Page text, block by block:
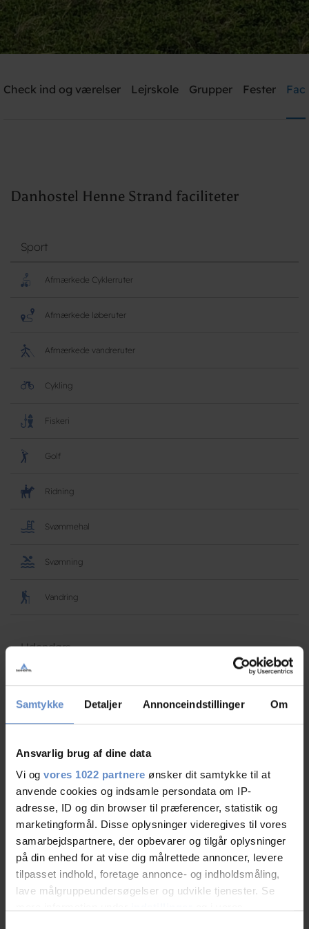
Samtykke Detaljer Annonceindstillinger Om
Ansvarlig brug af dine data
Vi og vores 1022 partnere ønsker dit samtykke til at
anvende cookies og indsamle persondata om IP-
adresse, ID og din browser til præferencer, statistik og
marketingformål. Disse oplysninger videregives til vores
samarbejdspartnere, der opbevarer og tilgår oplysninger
på din enhed for at vise dig målrettede annoncer, levere
tilpasset indhold, foretage annonce- og indholdsmåling,
lave målgruppeundersøgelser og udvikle tjenester. Se
Brug for hjælp? Ring +45 52 19 14 18 / +45 28 90 82 97
Check ind og værelser Lejrskole Grupper Fester
Danhostel Henne Strand faciliteter
Sport
Afmærkede Cyklerruter
Afmærkede løberuter
Afmærkede vandreruter
Cykling
Fiskeri
Golf
Ridning
Svømmehal
Svømning
Vandring
Udendørs
Børnevenligt/familievenligt
Gratis parkering
Grill og grillplads